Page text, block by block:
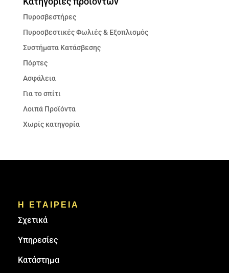
Πυροσβεστήρες
Πυροσβεστικές Φωλιές & Εξοπλισμός
Συστήματα Κατάσβεσης
Πόρτες
Ασφάλεια
Για το σπίτι
Λοιπά Προϊόντα
Χωρίς κατηγορία
Η ΕΤΑΙΡΕΙΑ
Σχετικά
Υπηρεσίες
Κατάστημα